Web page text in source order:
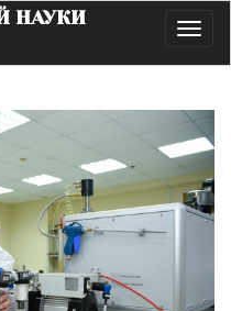
НАУКИ